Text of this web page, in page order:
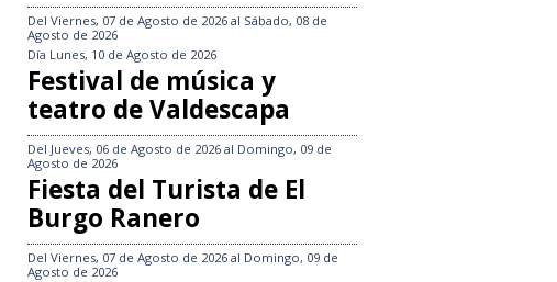
Del Viernes, 07 de Agosto de 2026 al Sábado, 08 de
Agosto de 2026
Día Lunes, 10 de Agosto de 2026
Festival de música y
teatro de Valdescapa
Del Jueves, 06 de Agosto de 2026 al Domingo, 09 de
Agosto de 2026
Fiesta del Turista de El
Burgo Ranero
Del Viernes, 07 de Agosto de 2026 al Domingo, 09 de
Agosto de 2026